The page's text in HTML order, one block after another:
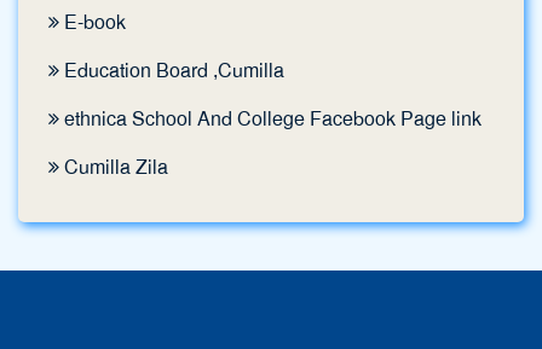
E-book
Education Board ,Cumilla
ethnica School And College Facebook Page link
Cumilla Zila